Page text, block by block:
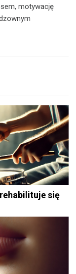
motywację
się